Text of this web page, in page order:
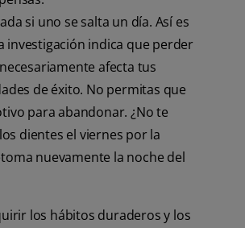
si uno se salta un día. Así es
investigación indica que perder
afecta tus
de éxito. No permitas que
para abandonar. ¿No te
dientes el viernes por la
nuevamente la noche del
los hábitos duraderos y los